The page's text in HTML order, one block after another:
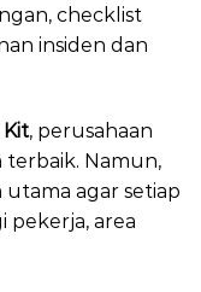
checklist
insiden dan
, perusahaan
terbaik. Namun,
agar setiap
pekerja, area